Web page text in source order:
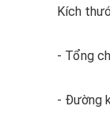
Kích
- Tổng
- Đường